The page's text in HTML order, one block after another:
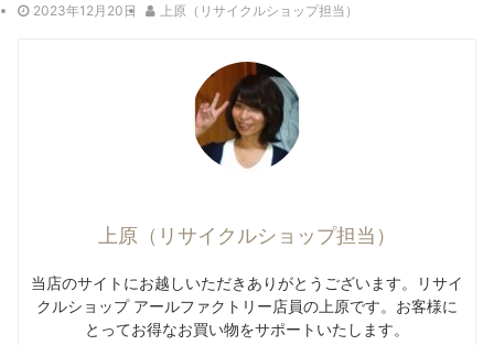
2023年12月20日 上原（リサイクルショップ担当）
上原（リサイクルショップ担当）
当店のサイトにお越しいただきありがとうございます。リサイ
クルショップ アールファクトリー店員の上原です。お客様に
とってお得なお買い物をサポートいたします。